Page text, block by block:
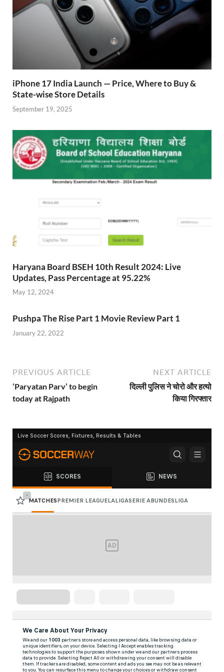
iPhone 17 India Launch — Price, Where to Buy &
State-wise Store Details
September 19, 2025
Haryana Board BSEH 10th Result 2024: Live
Updates, Pass Percentage at 95.22%
May 12, 2024
Pushpa The Rise Part 1 Movie Review Part 1
January 22, 2022
PREVIOUS ARTICLE
‘Paryatan Parv’ to begin
today at Rajpath
NEXT ARTICLE
दिल्ली पुलिस ने चोरो और हत्यो
किया गिरफ्तार